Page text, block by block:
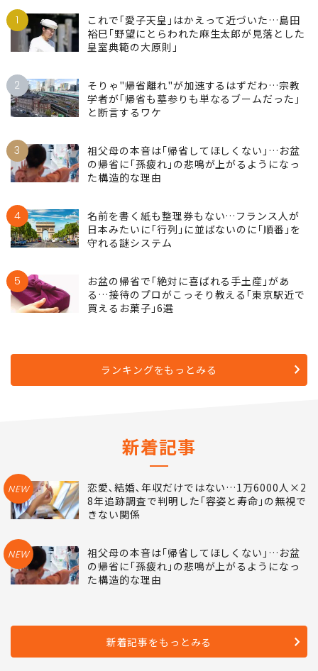
1
これで｢愛子天皇｣はかえって近づいた…島田
裕巳｢野望にとらわれた麻生太郎が見落とした
皇室典範の大原則｣
2
そりゃ"帰省離れ"が加速するはずだわ…宗教
学者が｢帰省も墓参りも単なるブームだった｣
と断言するワケ
3
祖父母の本音は｢帰省してほしくない｣…お盆
の帰省に｢孫疲れ｣の悲鳴が上がるようになっ
た構造的な理由
4
名前を書く紙も整理券もない…フランス人が
日本みたいに｢行列｣に並ばないのに｢順番｣を
守れる謎システム
5
お盆の帰省で｢絶対に喜ばれる手土産｣があ
る…接待のプロがこっそり教える｢東京駅近で
買えるお菓子｣6選
ランキングをもっとみる
新着記事
NEW
恋愛､結婚､年収だけではない…1万6000人×2
8年追跡調査で判明した｢容姿と寿命｣の無視で
きない関係
NEW
祖父母の本音は｢帰省してほしくない｣…お盆
の帰省に｢孫疲れ｣の悲鳴が上がるようになっ
た構造的な理由
新着記事をもっとみる